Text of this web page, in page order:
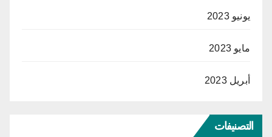
يونيو 2023
مايو 2023
أبريل 2023
التصنيفات